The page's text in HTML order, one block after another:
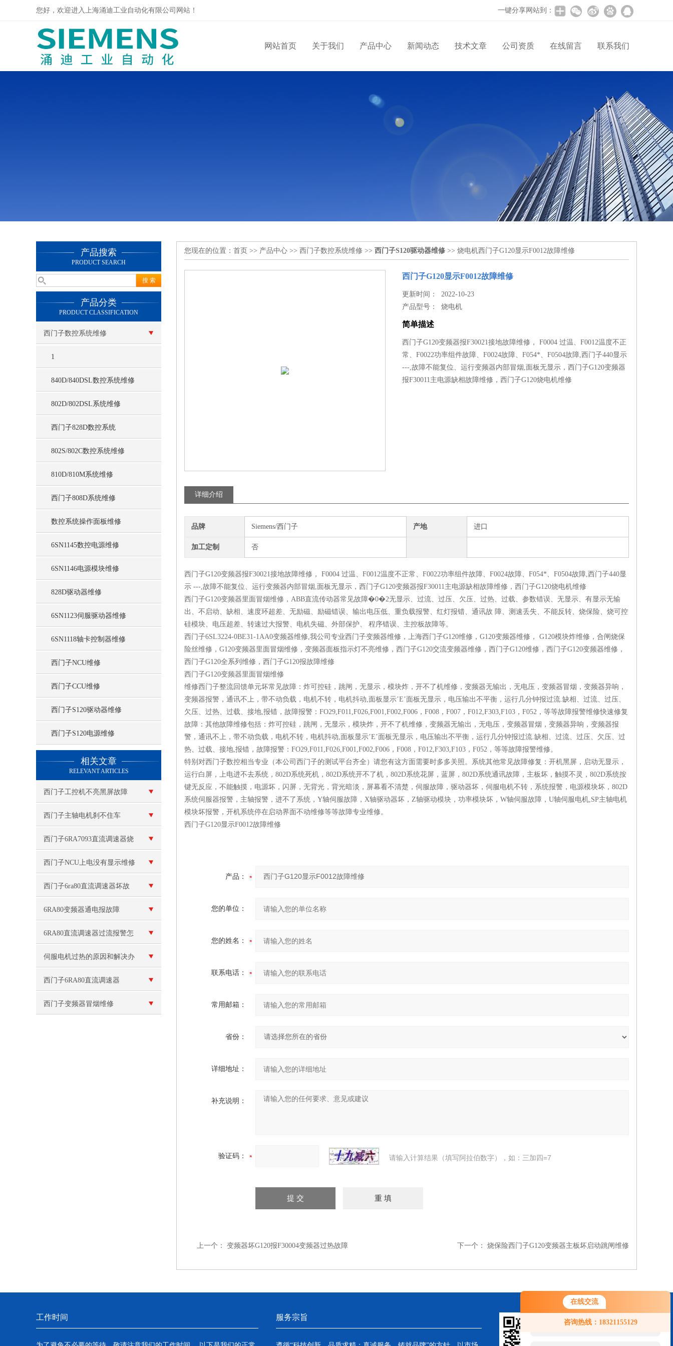
在线交流
咨询热线：18321155129
您好！欢迎前来咨询，很高兴为您
服务，请问您要咨询什么问题呢？
您好，欢迎进入上海涌迪工业自动化有限公司网站！ 一键分享网站到：
网站首页 关于我们 产品中心 新闻动态 技术文章 公司资质 在线留言 联系我们
产品搜索
PRODUCT SEARCH
产品分类
PRODUCT CLASSIFICATION
西门子数控系统维修
1
840D/840DSL数控系统维修
802D/802DSL系统维修
西门子828D数控系统
802S/802C数控系统维修
810D/810M系统维修
西门子808D系统维修
数控系统操作面板维修
6SN1145数控电源维修
6SN1146电源模块维修
828D驱动器维修
6SN1123伺服驱动器维修
6SN1118轴卡控制器维修
西门子NCU维修
西门子CCU维修
西门子S120驱动器维修
西门子S120电源维修
相关文章
RELEVANT ARTICLES
西门子工控机不亮黑屏故障
西门子主轴电机刹不住车
西门子6RA7093直流调速器烧
保险维修
西门子NCU上电没有显示维修
西门子6ra80直流调速器坏故
障维修
6RA80变频器通电报故障
F60100
6RA80直流调速器过流报警怎
么处理？六个排查步骤逐一分
析
伺服电机过热的原因和解决办
法
西门子6RA80直流调速器
F60042故障处理修复解决
西门子变频器冒烟维修
您现在的位置： 首页 >> 产品中心 >> 西门子数控系统维修 >> 西门子S120驱动器维修 >> 烧电机西门子G120显示F0012故障维修
西门子G120显示F0012故障维修
更新时间： 2022-10-23
产品型号：烧电机
简单描述
西门子G120变频器报F30021接地故障维修， F0004 过温、F0012温度不正
常、F0022功率组件故障、F0024故障、F054*、F0504故障,西门子440显示
---,故障不能复位、运行变频器内部冒烟,面板无显示，西门子G120变频器
报F30011主电源缺相故障维修，西门子G120烧电机维修
详细介绍
品牌 Siemens/西门子 产地 进口
加工定制 否
西门子G120变频器报F30021接地故障维修， F0004 过温、F0012温度不正常、F0022功率组件故障、F0024故障、F054*、F0504故障,西门子440显
示 ---,故障不能复位、运行变频器内部冒烟,面板无显示，西门子G120变频器报F30011主电源缺相故障维修，西门子G120烧电机维修
西门子G120变频器里面冒烟维修，ABB直流传动器常见故障�0�2无显示、过流、过压、欠压、过热、过载、参数错误、无显示、有显示无输
出、不启动、缺相、速度环超差、无励磁、励磁错误、输出电压低、重负载报警、红灯报错、通讯故 障、测速丢失、不能反转、烧保险、烧可控
硅模块、电压超差、转速过大报警、电机失磁、外部保护、 程序错误、主控板故障等。
西门子6SL3224-0BE31-1AA0变频器维修,我公司专业西门子变频器维修，上海西门子G120维修，G120变频器维修， G120模块炸维修，合闸烧保
险丝维修，G120变频器里面冒烟维修，变频器面板指示灯不亮维修，西门子G120交流变频器维修，西门子G120维修，西门子G120变频器维修，
西门子G120全系列维修，西门子G120报故障维修
西门子G120变频器里面冒烟维修
维修西门子整流回馈单元坏常见故障：炸可控硅，跳闸，无显示，模块炸，开不了机维修，变频器无输出，无电压，变频器冒烟，变频器异响，
变频器报警，通讯不上，带不动负载，电机不转，电机抖动,面板显示’E’面板无显示，电压输出不平衡，运行几分钟报过流.缺相、过流、过压、
欠压、过热、过载、接地,报错，故障报警：FO29,F011,F026,F001,F002,F006，F008，F007，F012,F303,F103，F052，等等故障报警维修快速修复
故障：其他故障维修包括：炸可控硅，跳闸，无显示，模块炸，开不了机维修，变频器无输出，无电压，变频器冒烟，变频器异响，变频器报
警，通讯不上，带不动负载，电机不转，电机抖动,面板显示’E’面板无显示，电压输出不平衡，运行几分钟报过流.缺相、过流、过压、欠压、过
热、过载、接地,报错，故障报警：FO29,F011,F026,F001,F002,F006，F008，F012,F303,F103，F052，等等故障报警维修。
特别对西门子数控相当专业（本公司西门子的测试平台齐全）请您有这方面需要时多多关照。系统其他常见故障修复：开机黑屏，启动无显示，
运行白屏，上电进不去系统，802D系统死机，802D系统开不了机，802D系统花屏，蓝屏，802D系统通讯故障，主板坏，触摸不灵，802D系统按
键无反应，不能触摸，电源坏，闪屏，无背光，背光暗淡，屏幕看不清楚，伺服故障，驱动器坏，伺服电机不转，系统报警，电源模块坏，802D
系统伺服器报警，主轴报警，进不了系统，Y轴伺服故障，X轴驱动器坏，Z轴驱动模块，功率模块坏，W轴伺服故障，U轴伺服电机,SP主轴电机
模块坏报警，开机系统停在启动界面不动维修等等故障专业维修。
西门子G120显示F0012故障维修
产品：
您的单位：
您的姓名：
联系电话：
常用邮箱：
省份：
详细地址：
补充说明：
验证码： 请输入计算结果（填写阿拉伯数字），如：三加四=7
上一个： 变频器坏G120报F30004变频器过热故障 下一个： 烧保险西门子G120变频器主板坏启动跳闸维修
工作时间 服务宗旨